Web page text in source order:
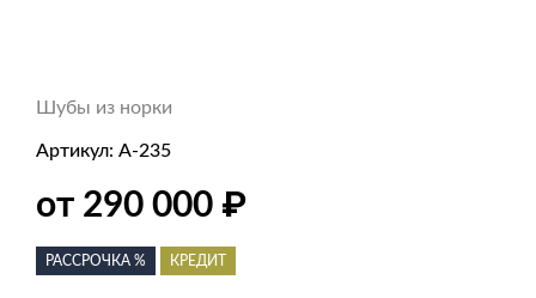
Шубы из норки
Артикул: А-235
от 290 000 ₽
РАССРОЧКА % КРЕДИТ